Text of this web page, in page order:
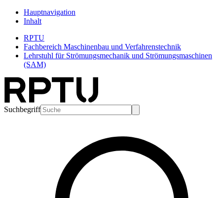
Hauptnavigation
Inhalt
RPTU
Fachbereich Maschinenbau und Verfahrenstechnik
Lehrstuhl für Strömungsmechanik und Strömungsmaschinen
(SAM)
Suchbegriff